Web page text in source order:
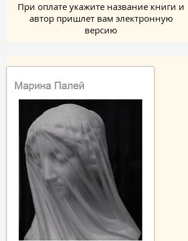
При оплате укажите название книги и
автор пришлет вам электронную
версию